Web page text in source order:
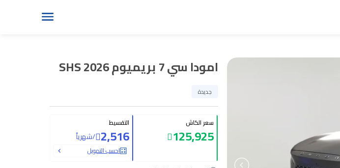
امودا سي 7 بريميوم SHS 2026
جديدة
سعر الكاش
125,925
التقسيط
2,516
/شهرياً
احسب التمويل